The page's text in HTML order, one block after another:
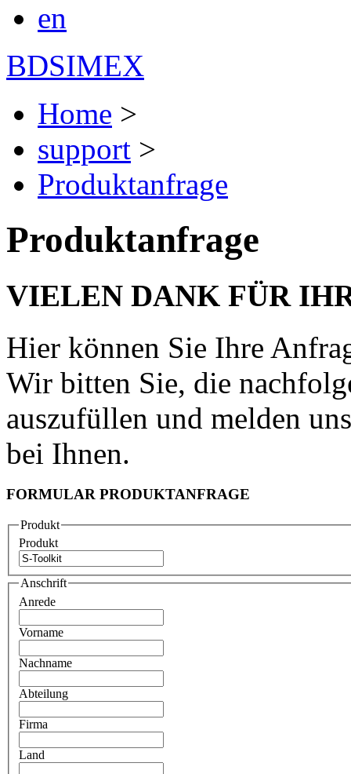
en
BDSIMEX
Home >
support >
Produktanfrage
Produktanfrage
VIELEN DANK FÜR
Hier können Sie Ihre
Wir bitten Sie, die
auszufüllen und melden
bei Ihnen.
FORMULAR PRODUKTANFRAGE
Produkt
Produkt
Anschrift
Anrede
Vorname
Nachname
Abteilung
Firma
Land